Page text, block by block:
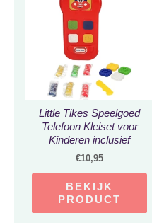
Little Tikes Speelgoed
Telefoon Kleiset voor
Kinderen inclusief
Deegmes, Vormpjes en
Rood – 35 x 19 x 9 cm |
Speeltelefoon | Speel
€10,95
BEKIJK
PRODUCT